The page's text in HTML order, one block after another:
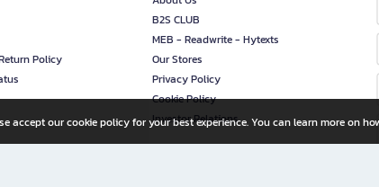
Policy
B2S CLUB
MEB - Readwrite - Hytexts
Our Stores
Privacy Policy
Cookie Policy
Investor Relations
accept our cookie policy for your best experience. You can learn more on